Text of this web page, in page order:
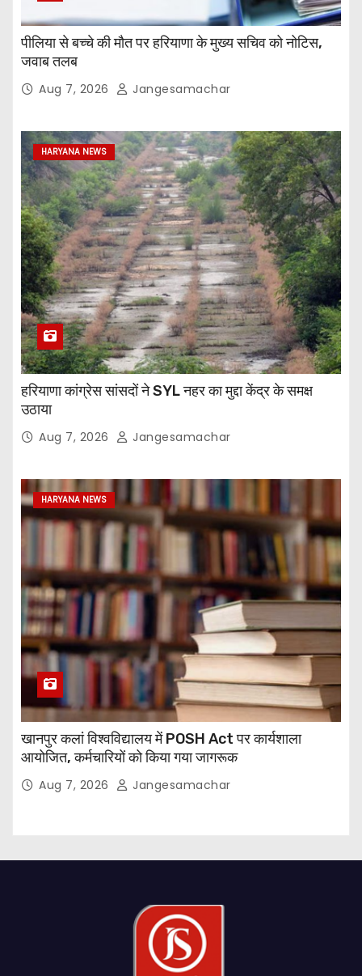
पीलिया से बच्चे की मौत पर हरियाणा के मुख्य सचिव को नोटिस,
जवाब तलब
Aug 7, 2026 Jangesamachar
HARYANA NEWS
हरियाणा कांग्रेस सांसदों ने SYL नहर का मुद्दा केंद्र के समक्ष
उठाया
Aug 7, 2026 Jangesamachar
HARYANA NEWS
खानपुर कलां विश्वविद्यालय में POSH Act पर कार्यशाला
आयोजित, कर्मचारियों को किया गया जागरूक
Aug 7, 2026 Jangesamachar